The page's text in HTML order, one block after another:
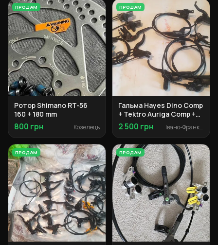
ПРОДАМ
Ротор Shimano RT-56
160 + 180 mm
800 грн Козелець
ПРОДАМ
Гальма Hayes Dino Comp
+ Tektro Auriga Comp +
Magura HS+33
2 500 грн Івано-Франківськ
ПРОДАМ ПРОДАМ